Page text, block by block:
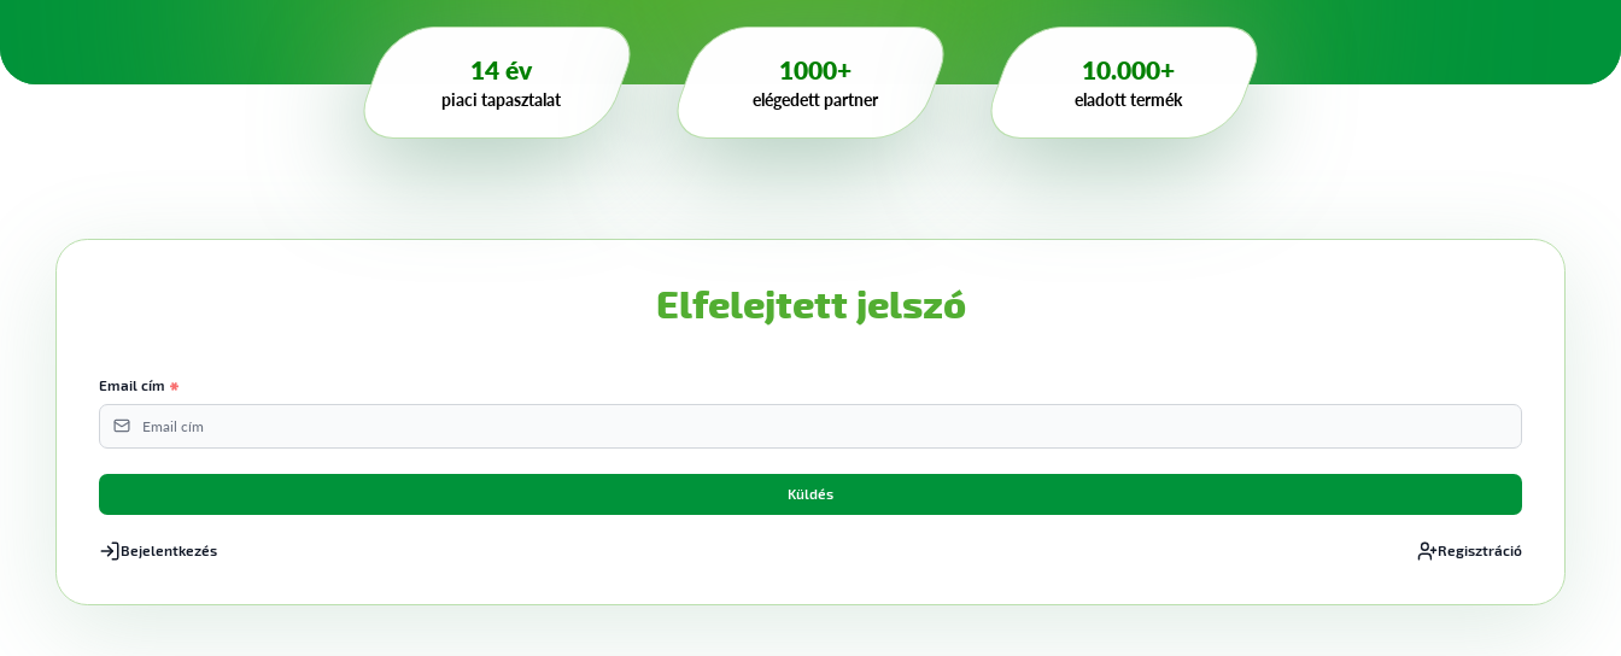
14 év
piaci tapasztalat
1000+
elégedett partner
10.000+
eladott termék
Elfelejtett jelszó
Email cím
Küldés
Bejelentkezés Regisztráció